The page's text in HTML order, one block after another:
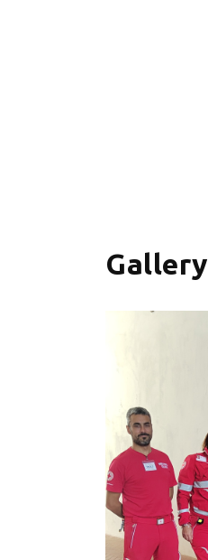
Gallery